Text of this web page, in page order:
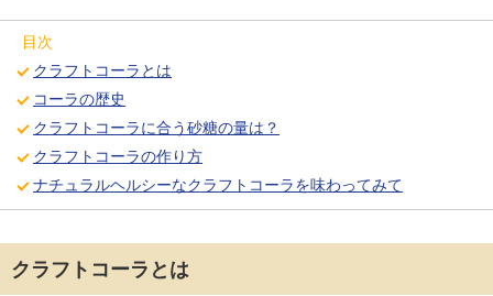
目次
クラフトコーラとは
コーラの歴史
クラフトコーラに合う砂糖の量は？
クラフトコーラの作り方
ナチュラルヘルシーなクラフトコーラを味わってみて
クラフトコーラとは